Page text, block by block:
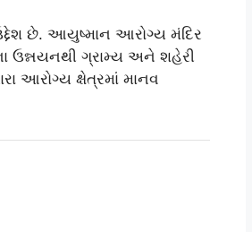
છે. આયુષ્માન આરોગ્ય મંદિર
ઉન્નયનથી ગ્રામ્ય અને શહેરી
આરોગ્ય ક્ષેત્રમાં માનવ